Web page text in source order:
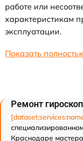
работе или
характеристикам
эксплуатации.
Показать
Ремонт
Краснодаре